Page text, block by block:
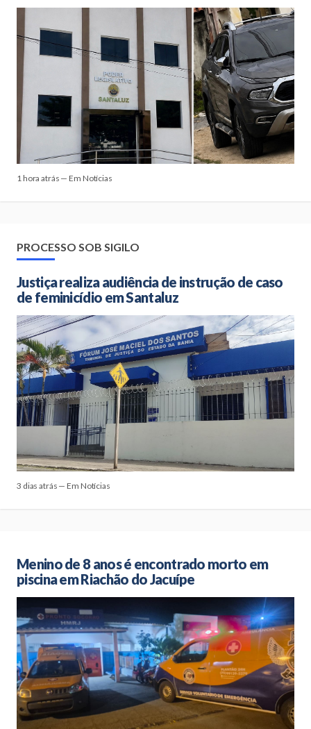
1 hora atrás — Em Notícias
PROCESSO SOB SIGILO
Justiça realiza audiência de instrução de caso
de feminicídio em Santaluz
3 dias atrás — Em Notícias
Menino de 8 anos é encontrado morto em
piscina em Riachão do Jacuípe